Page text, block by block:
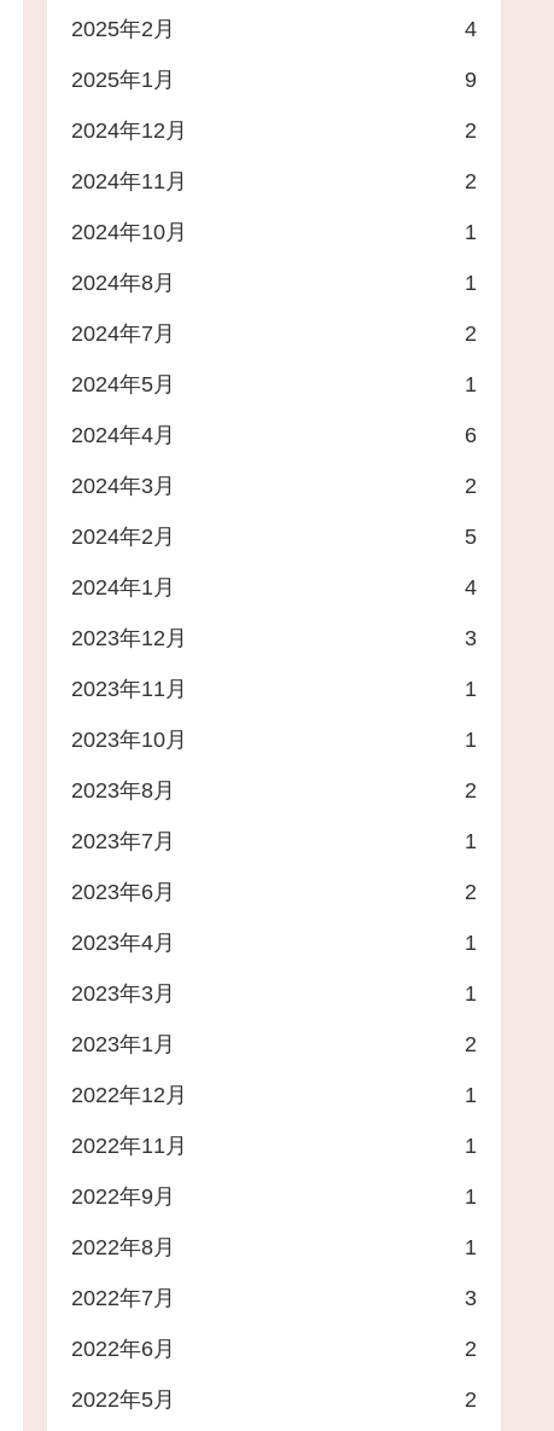
2025年2月 4
2025年1月 9
2024年12月 2
2024年11月 2
2024年10月 1
2024年8月 1
2024年7月 2
2024年5月 1
2024年4月 6
2024年3月 2
2024年2月 5
2024年1月 4
2023年12月 3
2023年11月 1
2023年10月 1
2023年8月 2
2023年7月 1
2023年6月 2
2023年4月 1
2023年3月 1
2023年1月 2
2022年12月 1
2022年11月 1
2022年9月 1
2022年8月 1
2022年7月 3
2022年6月 2
2022年5月 2